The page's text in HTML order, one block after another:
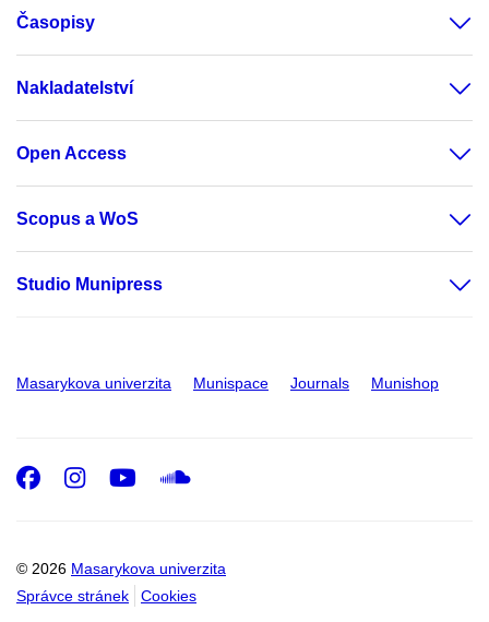
Časopisy
Nakladatelství
Open Access
Scopus a WoS
Studio Munipress
Masarykova univerzita Munispace Journals Munishop
© 2026 Masarykova univerzita
Správce stránek
Cookies
Facebook
Instagram
Youtube
SoundCloud